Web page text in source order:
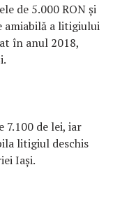
de 5.000 RON și
amiabilă a litigiului
în anul 2018,
7.100 de lei, iar
litigiul deschis
Iași.